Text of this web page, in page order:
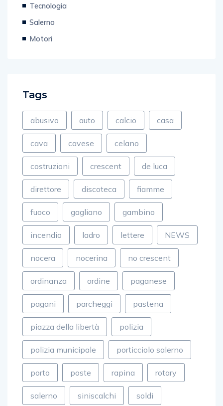
Tecnologia
Salerno
Motori
Tags
abusivo auto calcio casa
cava cavese celano
costruzioni crescent de luca
direttore discoteca fiamme
fuoco gagliano gambino
incendio ladro lettere NEWS
nocera nocerina no crescent
ordinanza ordine paganese
pagani parcheggi pastena
piazza della libertà polizia
polizia municipale porticciolo salerno
porto poste rapina rotary
salerno siniscalchi soldi